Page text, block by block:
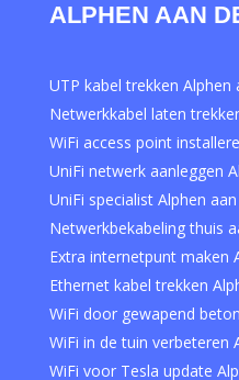
ALPHEN AAN
UTP kabel trekken Alphen
Netwerkkabel laten
WiFi access point
UniFi netwerk aanleggen
UniFi specialist Alphen
Netwerkbekabeling thuis
Extra internetpunt maken
Ethernet kabel trekken
WiFi door gewapend
WiFi in de tuin verbeteren
WiFi voor Tesla update